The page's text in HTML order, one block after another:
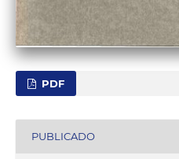
PDF
PUBLICADO